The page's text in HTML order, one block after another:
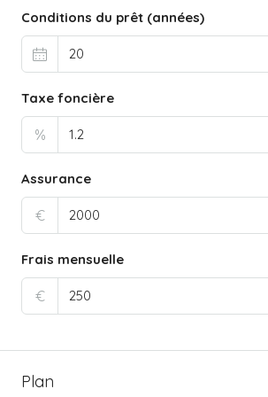
Conditions du prêt (années)
Taxe foncière
%
Assurance
€
Frais mensuelle
€
Plan